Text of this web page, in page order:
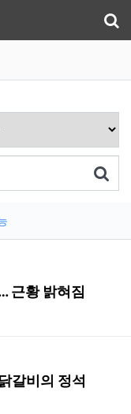
근황 밝혀짐
갈비의 정석